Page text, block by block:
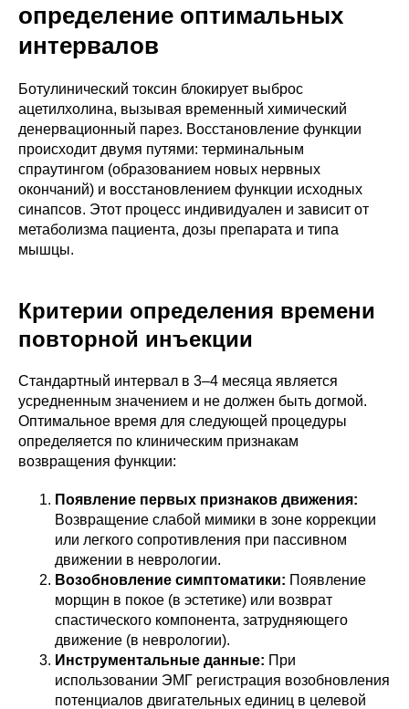
определение оптимальных
интервалов
Ботулинический токсин блокирует выброс
ацетилхолина, вызывая временный химический
денервационный парез. Восстановление функции
происходит двумя путями: терминальным
спраутингом (образованием новых нервных
окончаний) и восстановлением функции исходных
синапсов. Этот процесс индивидуален и зависит от
метаболизма пациента, дозы препарата и типа
мышцы.
Критерии определения времени
повторной инъекции
Стандартный интервал в 3–4 месяца является
усредненным значением и не должен быть догмой.
Оптимальное время для следующей процедуры
определяется по клиническим признакам
возвращения функции:
Появление первых признаков движения:
Возвращение слабой мимики в зоне коррекции
или легкого сопротивления при пассивном
движении в неврологии.
Возобновление симптоматики: Появление
морщин в покое (в эстетике) или возврат
спастического компонента, затрудняющего
движение (в неврологии).
Инструментальные данные: При
использовании ЭМГ регистрация возобновления
потенциалов двигательных единиц в целевой